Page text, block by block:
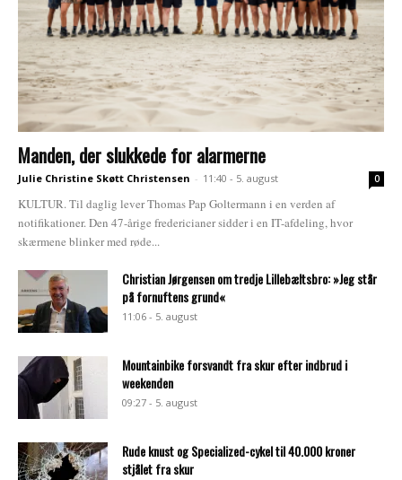
Manden, der slukkede for alarmerne
Julie Christine Skøtt Christensen - 11:40 - 5. august 0
KULTUR. Til daglig lever Thomas Pap Goltermann i en verden af
notifikationer. Den 47-årige fredericianer sidder i en IT-afdeling, hvor
skærmene blinker med røde...
Christian Jørgensen om tredje Lillebæltsbro: »Jeg står
på fornuftens grund«
11:06 - 5. august
Mountainbike forsvandt fra skur efter indbrud i
weekenden
09:27 - 5. august
Rude knust og Specialized-cykel til 40.000 kroner
stjålet fra skur